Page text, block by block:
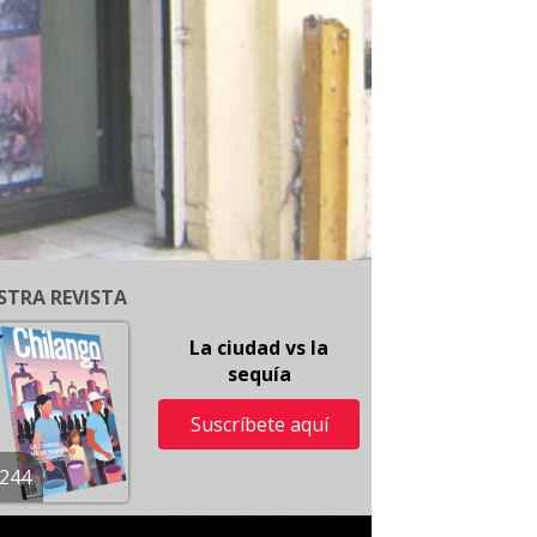
REVISTA
244
La ciudad vs la
sequía
Suscríbete aquí